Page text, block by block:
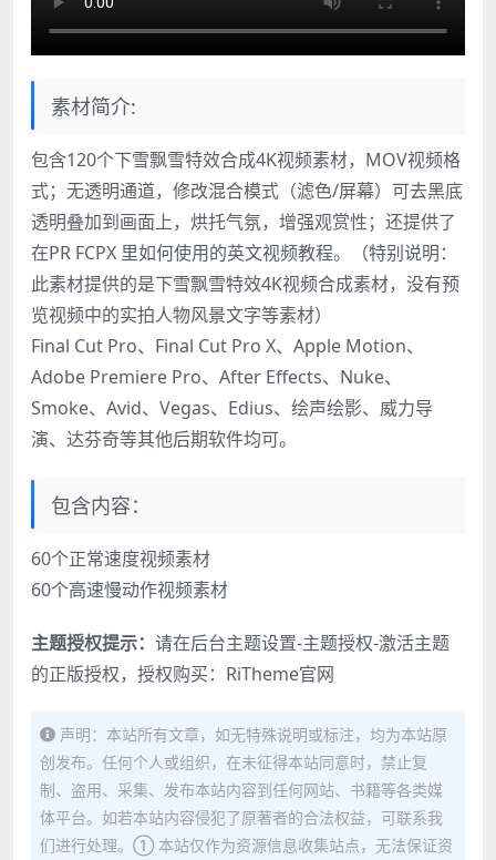
素材简介:
包含120个下雪飘雪特效合成4K视频素材，MOV视频格
式；无透明通道，修改混合模式（滤色/屏幕）可去黑底
透明叠加到画面上，烘托气氛，增强观赏性；还提供了
在PR FCPX 里如何使用的英文视频教程。（特别说明：
此素材提供的是下雪飘雪特效4K视频合成素材，没有预
览视频中的实拍人物风景文字等素材）
Final Cut Pro、Final Cut Pro X、Apple Motion、
Adobe Premiere Pro、After Effects、Nuke、
Smoke、Avid、Vegas、Edius、绘声绘影、威力导
演、达芬奇等其他后期软件均可。
包含内容：
60个正常速度视频素材
60个高速慢动作视频素材
主题授权提示： 请在后台主题设置-主题授权-激活主题
的正版授权，授权购买： RiTheme官网
声明：本站所有文章，如无特殊说明或标注，均为本站原
创发布。任何个人或组织，在未征得本站同意时，禁止复
制、盗用、采集、发布本站内容到任何网站、书籍等各类媒
体平台。如若本站内容侵犯了原著者的合法权益，可联系我
们进行处理。① 本站仅作为资源信息收集站点，无法保证资